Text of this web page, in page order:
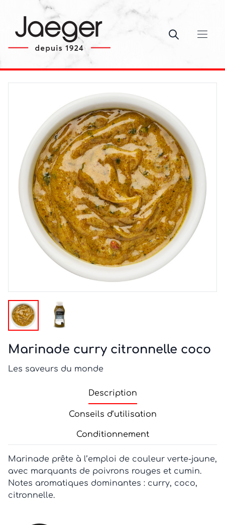
Ouvrir le
Marinade curry citronnelle coco
Les saveurs du monde
Description
Conseils d’utilisation
Conditionnement
Marinade prête à l’emploi de couleur verte-jaune,
avec marquants de poivrons rouges et cumin.
Notes aromatiques dominantes : curry, coco,
citronnelle.